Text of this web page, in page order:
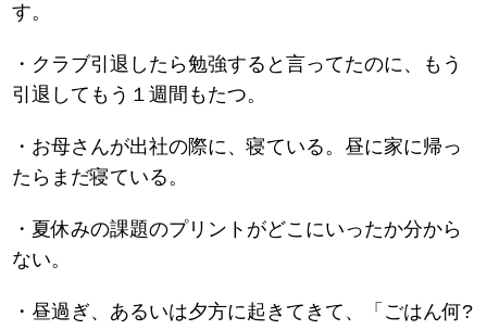
す。
・クラブ引退したら勉強すると言ってたのに、もう
引退してもう１週間もたつ。
・お母さんが出社の際に、寝ている。昼に家に帰っ
たらまだ寝ている。
・夏休みの課題のプリントがどこにいったか分から
ない。
・昼過ぎ、あるいは夕方に起きてきて、「ごはん何?